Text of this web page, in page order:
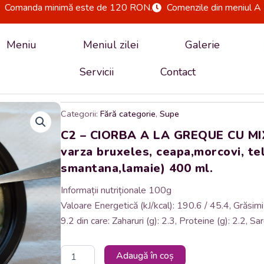
Comanda minimă este de 120 RON. Comenzile din meniul
Meniu Meniul zilei Galerie
Servicii
Contact
Categorii: Fără categorie,Supe
C2 – CIORBA A LA GREQUE CU
varza bruxeles, ceapa,morcovi,
smantana,lamaie) 400 ml.
Informații nutriționale 100g
Valoare Energetică (kJ/kcal): 190.6 / 45.4,
9.2 din care: Zaharuri (g): 2.3, Proteine (g): 2.2,
Cantitate
C2
Adaugă în coș